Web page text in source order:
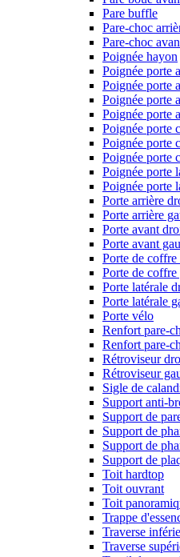
Pare buffle
Pare-choc
Pare-choc
Poignée hayon
Poignée porte
Poignée porte
Poignée porte
Poignée porte
Poignée porte
Poignée porte
Poignée porte
Poignée porte
Poignée porte
Porte arrière
Porte arrière
Porte avant
Porte avant
Porte de
Porte de coffre
Porte latérale
Porte latérale
Porte vélo
Renfort pare-
Renfort pare-
Rétroviseur
Rétroviseur
Sigle de
Support anti-
Support de
Support de
Support de
Support de
Toit hardtop
Toit ouvrant
Toit
Trappe
Traverse
Traverse